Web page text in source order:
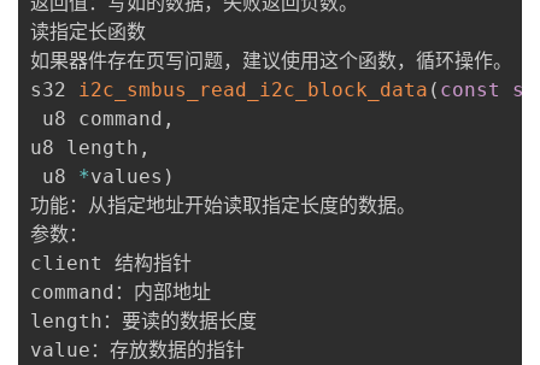
读指定长函数
如果器件存在页写问题，建议使用这个函数，循环操作。
s32
i2c_smbus_read_i2c_block_data ( const
u8 command ,
u8 length ,
u8 *values )
功能：从指定地址开始读取指定长度的数据。
参数：
client 结构指针
command：内部地址
length：要读的数据长度
value：存放数据的指针